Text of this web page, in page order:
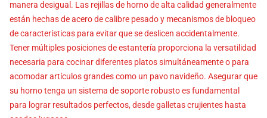
manera desigual. Las rejillas de horno de alta calidad generalmente
están hechas de acero de calibre pesado y mecanismos de bloqueo
de características para evitar que se deslicen accidentalmente.
Tener múltiples posiciones de estantería proporciona la versatilidad
necesaria para cocinar diferentes platos simultáneamente o para
acomodar artículos grandes como un pavo navideño. Asegurar que
su horno tenga un sistema de soporte robusto es fundamental
para lograr resultados perfectos, desde galletas crujientes hasta